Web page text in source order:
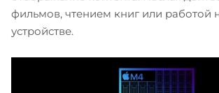
фильмов, чтением книг или работой
устройстве.